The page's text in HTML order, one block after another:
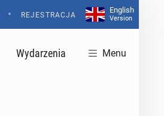
• REJESTRACJA
English
Version
Wydarzenia Menu